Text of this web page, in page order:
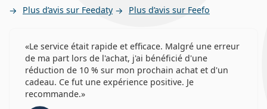
Plus d’avis sur Feedaty Plus d’avis sur Feefo
Le service était rapide et efficace. Malgré une erreur
de ma part lors de l'achat, j'ai bénéficié d'une
réduction de 10 % sur mon prochain achat et d'un
cadeau. Ce fut une expérience positive. Je
recommande.